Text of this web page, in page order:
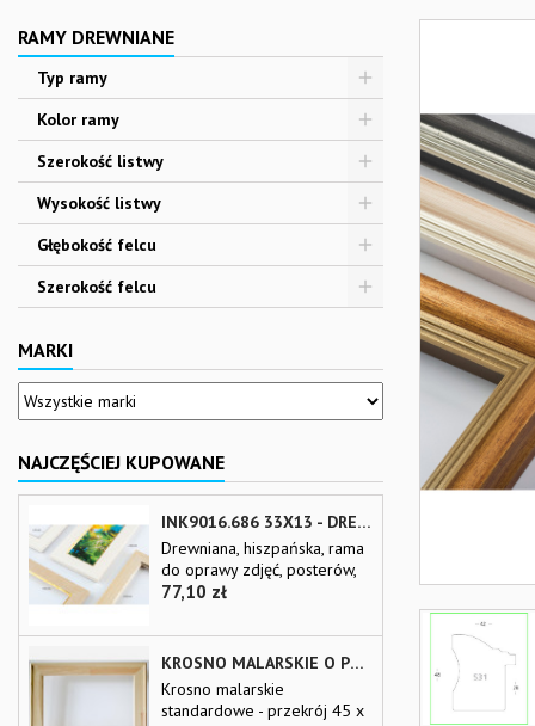
RAMY DREWNIANE
Typ ramy
Kolor ramy
Szerokość listwy
Wysokość listwy
Głębokość felcu
Szerokość felcu
MARKI
NAJCZĘŚCIEJ KUPOWANE
INK9016.686 33X13 - DREWNIANA BEŻOWA RAMA - WKŁADKA DO OBRAZÓW I LUSTER
Drewniana, hiszpańska, rama
do oprawy zdjęć, posterów,
plakatów, reprodukcji i luster
passepart-out UWAGI:
Dostawa kurierska gotowej
170x100 cm jest utrudniona.
Zapytaj sprzedawcę Dostawa
Cena
77,10 zł
KROSNO MALARSKIE O PRZEKROJU 45 X 20 MM
Krosno malarskie
standardowe - przekrój 45 x